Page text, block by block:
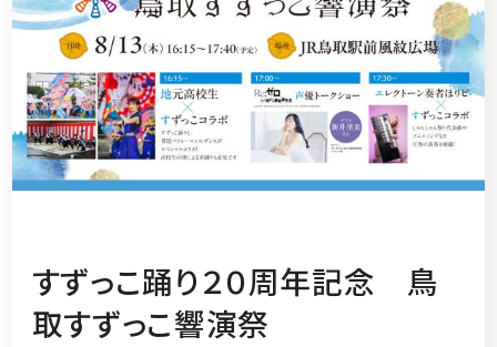
すずっこ踊り２０周年記念 鳥
取すずっこ響演祭